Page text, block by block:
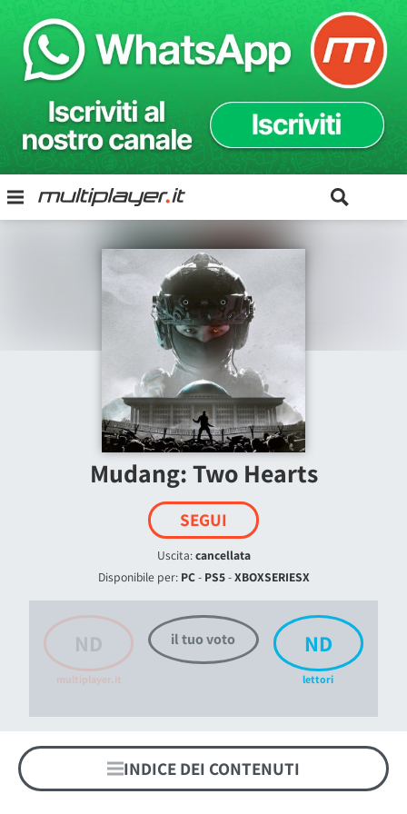
Mudang: Two Hearts
SEGUI
Uscita:cancellata
Disponibile per: PC- PS5-XBOXSERIESX
ND
multiplayer.it
il tuo voto ND
lettori
INDICE DEI CONTENUTI